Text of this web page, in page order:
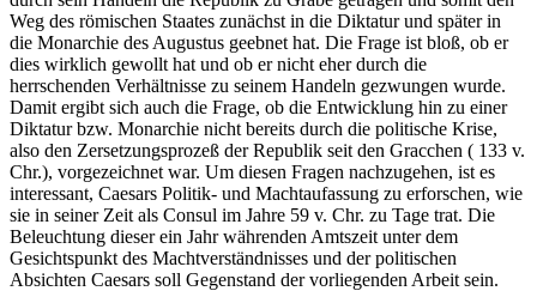
Weg des römischen Staates zunächst in die Diktatur und später in
die Monarchie des Augustus geebnet hat. Die Frage ist bloß, ob er
dies wirklich gewollt hat und ob er nicht eher durch die
herrschenden Verhältnisse zu seinem Handeln gezwungen wurde.
Damit ergibt sich auch die Frage, ob die Entwicklung hin zu einer
Diktatur bzw. Monarchie nicht bereits durch die politische Krise,
also den Zersetzungsprozeß der Republik seit den Gracchen ( 133 v.
Chr.), vorgezeichnet war. Um diesen Fragen nachzugehen, ist es
interessant, Caesars Politik- und Machtaufassung zu erforschen, wie
sie in seiner Zeit als Consul im Jahre 59 v. Chr. zu Tage trat. Die
Beleuchtung dieser ein Jahr währenden Amtszeit unter dem
Gesichtspunkt des Machtverständnisses und der politischen
Absichten Caesars soll Gegenstand der vorliegenden Arbeit sein.